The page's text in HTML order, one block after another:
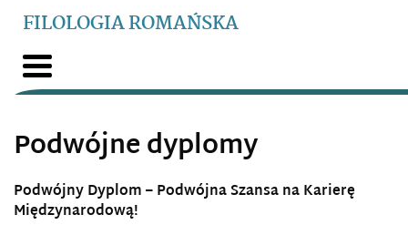
FILOLOGIA ROMAŃSKA
Podwójne dyplomy
Podwójny Dyplom – Podwójna Szansa na Karierę
Międzynarodową!